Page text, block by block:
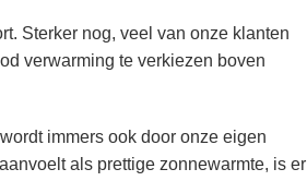
Sterker nog, veel van onze klanten
verwarming te verkiezen boven
immers ook door onze eigen
als prettige zonnewarmte, is er